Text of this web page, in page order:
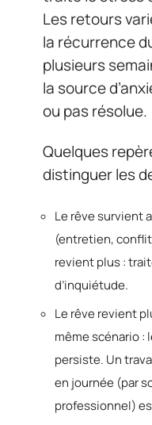
Les retours
la récurrence
plusieurs
la source
ou pas résolue.
Quelques
distinguer les
Le rêve survient
(entretien,
revient plus :
d’inquiétude.
Le rêve revient
même scénario :
persiste. Un
en journée (par
professionnel)